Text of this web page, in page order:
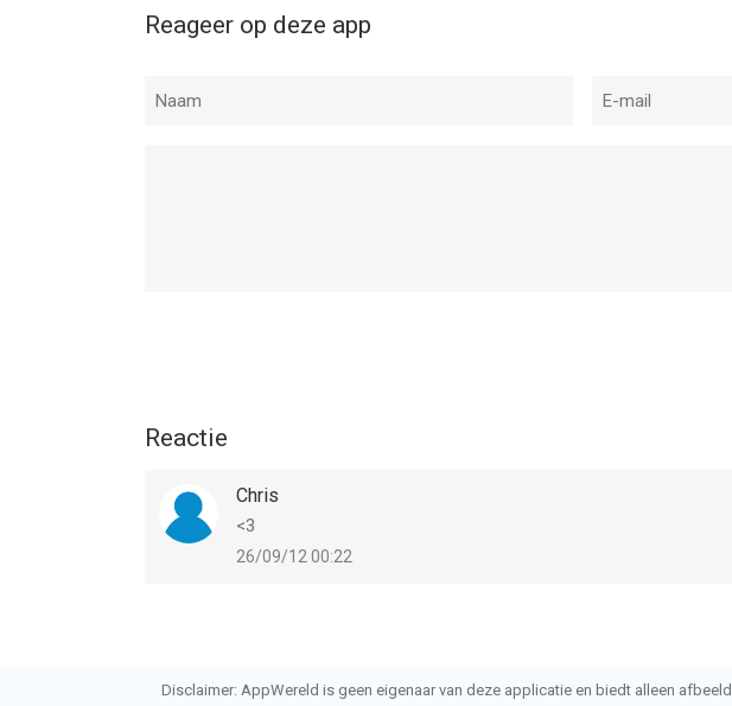
Reageer op deze app
Reactie
Chris
<3
26/09/12 00:22
Disclaimer: AppWereld is geen eigenaar van deze applicatie en biedt alleen